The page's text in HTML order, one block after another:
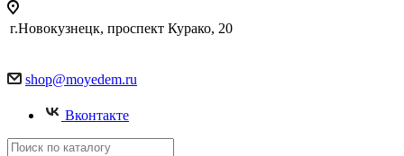
г.Новокузнецк, проспект Курако, 20
shop@moyedem.ru
Вконтакте